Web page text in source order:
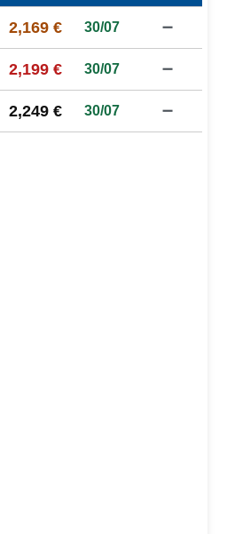
2,169 € 30/07 ➖
2,199 € 30/07 ➖
2,249 € 30/07 ➖